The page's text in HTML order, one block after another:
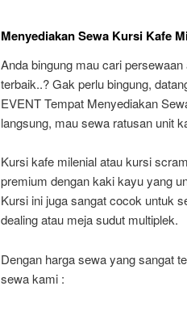
Menyediakan Sewa Kursi Kafe
Anda bingung mau cari
terbaik..? Gak perlu bingung,
EVENT Tempat Menyediakan
langsung, mau sewa ratusan unit
Kursi kafe milenial atau kursi
premium dengan kaki kayu yang
Kursi ini juga sangat cocok untuk
dealing atau meja sudut multiplek.
Dengan harga sewa yang sangat
sewa kami :